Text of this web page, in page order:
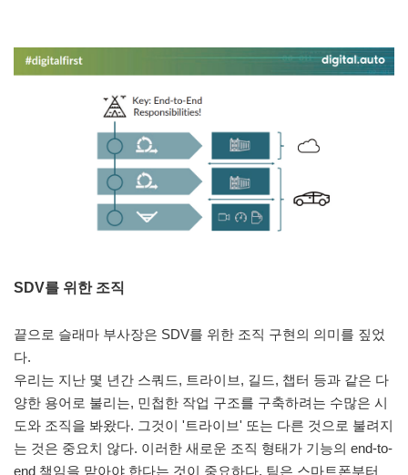
SDV를 위한 조직
끝으로 슬래마 부사장은 SDV를 위한 조직 구현의 의미를 짚었
다.
우리는 지난 몇 년간 스쿼드, 트라이브, 길드, 챕터 등과 같은 다
양한 용어로 불리는, 민첩한 작업 구조를 구축하려는 수많은 시
도와 조직을 봐왔다. 그것이 '트라이브' 또는 다른 것으로 불려지
는 것은 중요치 않다. 이러한 새로운 조직 형태가 기능의 end-to-
end 책임을 맡아야 한다는 것이 중요하다. 팀은 스마트폰부터